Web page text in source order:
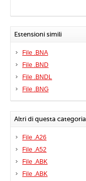
Estensioni simili
File .BNA
File .BND
File .BNDL
File .BNG
Altri di questa categoria
File .A26
File .A52
File .ABK
File .ABK